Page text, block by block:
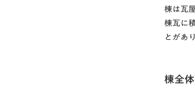
棟は瓦
棟瓦に
とがあ
棟全